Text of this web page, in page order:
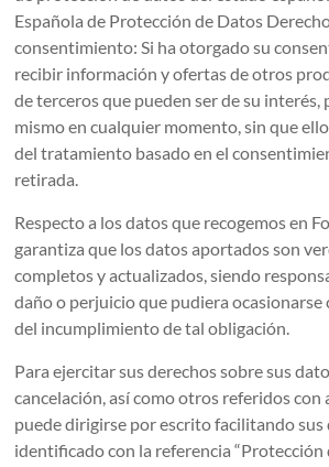
Española de Protección de Datos
consentimiento: Si ha otorgado su
recibir información y ofertas de otros
de terceros que pueden ser de su interés,
mismo en cualquier momento, sin que
del tratamiento basado en el
retirada.
Respecto a los datos que recogemos en
garantiza que los datos aportados son
completos y actualizados, siendo
daño o perjuicio que pudiera ocasionarse
del incumplimiento de tal obligación.
Para ejercitar sus derechos sobre sus
cancelación, así como otros referidos
puede dirigirse por escrito facilitando sus
identificado con la referencia “Protección